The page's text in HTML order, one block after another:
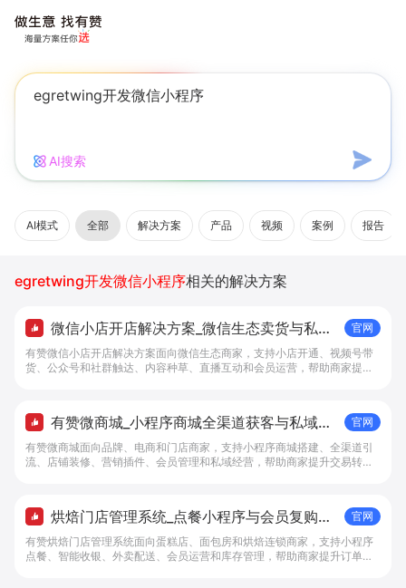
AI搜索
AI模式 全部 解决方案 产品 视频 案例 报告
egretwing开发微信小程序相关的解决方案
微信小店开店解决方案_微信生态卖货与私域
经营 - 做生意, 找有赞
官网
有赞微信小店开店解决方案面向微信生态商家，支持小店开通、视频号带
货、公众号和社群触达、内容种草、直播互动和会员运营，帮助商家提升
有赞微商城_小程序商城全渠道获客与私域复
购工具 - 做生意, 找有赞
官网
有赞微商城面向品牌、电商和门店商家，支持小程序商城搭建、全渠道引
流、店铺装修、营销插件、会员管理和私域经营，帮助商家提升交易转化
烘焙门店管理系统_点餐小程序与会员复购工
具 - 做生意, 找有赞
官网
有赞烘焙门店管理系统面向蛋糕店、面包房和烘焙连锁商家，支持小程序
点餐、智能收银、外卖配送、会员运营和库存管理，帮助商家提升订单转